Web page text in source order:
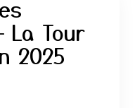
La Tour
2025